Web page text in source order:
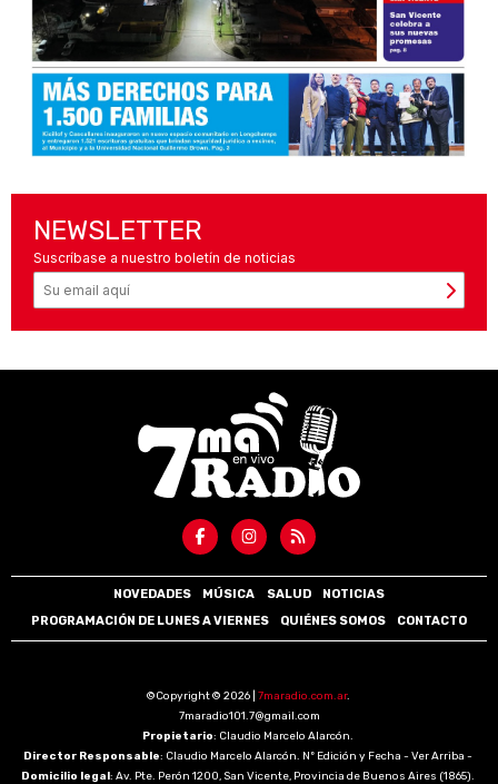
NEWSLETTER
Suscríbase a nuestro boletín de noticias
NOVEDADES MÚSICA SALUD
NOTICIAS
PROGRAMACIÓN DE LUNES A VIERNES
QUIÉNES SOMOS CONTACTO
©Copyright © 2026 | 7maradio.com.ar.
7maradio101.7@gmail.com
Propietario: Claudio Marcelo Alarcón.
Director Responsable: Claudio Marcelo Alarcón. Nº Edición y Fecha - Ver Arriba -
Domicilio legal: Av. Pte. Perón 1200, San Vicente, Provincia de Buenos Aires (1865).